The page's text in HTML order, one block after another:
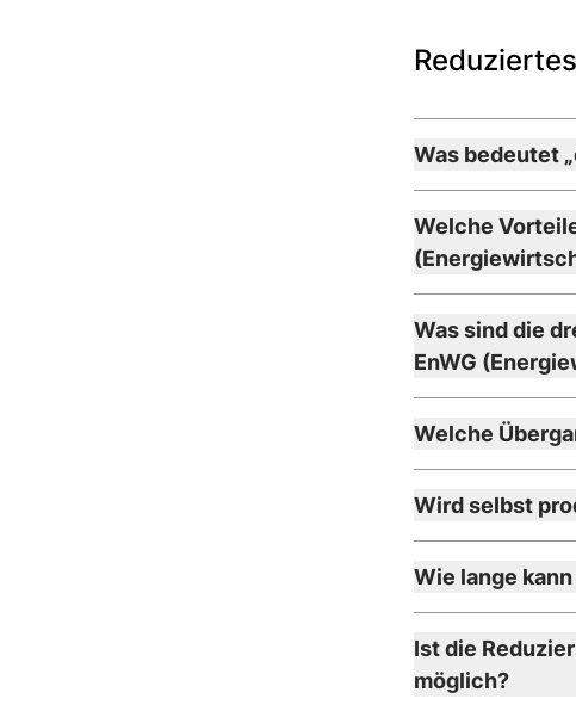
Was bedeutet
Welche
Was sind die
EnWG
Welche
Wird selbst
Wie lange
Ist die
möglich?